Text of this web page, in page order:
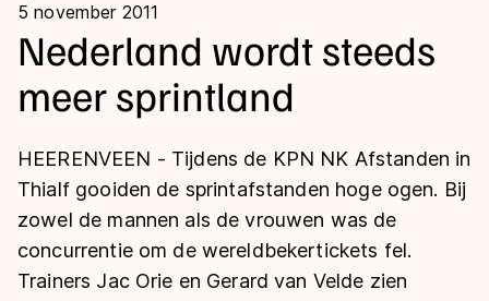
Kalender
Disciplines
Langebaan
Shorttrack
Inlineskaten
Uitslagen
Langebaan
Shorttrack
Marathon
Tijden & historie
Ranglijsten Langebaan
5 november 2011
Nederland wordt steeds
meer sprintland
HEERENVEEN - Tijdens de KPN NK Afstanden in
Thialf gooiden de sprintafstanden hoge ogen. Bij
zowel de mannen als de vrouwen was de
concurrentie om de wereldbekertickets fel.
Trainers Jac Orie en Gerard van Velde zien